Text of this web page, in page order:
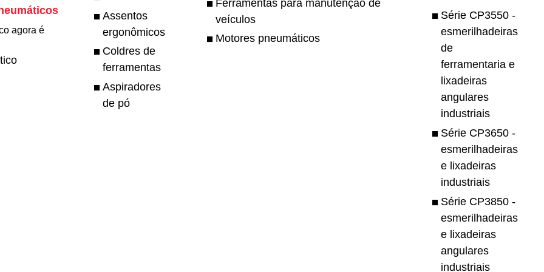
agora é
Assentos
ergonômicos
Coldres de
ferramentas
Aspiradores
de pó
Ferramentas para manutenção de
veículos
Motores pneumáticos
Série CP3550 -
esmerilhadeiras
de
ferramentaria e
lixadeiras
angulares
industriais
Série CP3650 -
esmerilhadeiras
e lixadeiras
industriais
Série CP3850 -
esmerilhadeiras
e lixadeiras
angulares
industriais